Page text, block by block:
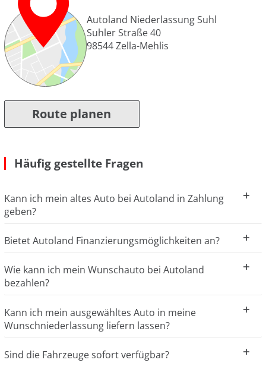
Autoland Niederlassung Suhl
Suhler Straße 40
98544Zella-Mehlis
Route planen
Häufig gestellte Fragen
Kann ich mein altes Auto bei Autoland in Zahlung
geben?
Bietet Autoland Finanzierungsmöglichkeiten an?
Wie kann ich mein Wunschauto bei Autoland
bezahlen?
Kann ich mein ausgewähltes Auto in meine
Wunschniederlassung liefern lassen?
Sind die Fahrzeuge sofort verfügbar?